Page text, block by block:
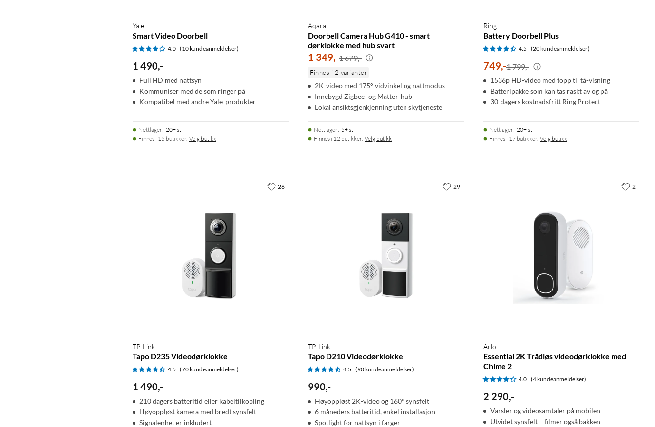
Yale
Smart Video Doorbell
4.0 (10 kundeanmeldelser)
1 490,-
Full HD med nattsyn
Kommuniser med de som ringer på
Kompatibel med andre Yale-produkter
Nettlager: 20+ st
Finnes i 15 butikker. Velg butikk
Aqara
Doorbell Camera Hub G410 - smart
dørklokke med hub svart
1 349,-1 679,-
Finnes i 2 varianter
2K-video med 175° vidvinkel og nattmodus
Innebygd Zigbee- og Matter-hub
Lokal ansiktsgjenkjenning uten skytjeneste
Nettlager: 5+ st
Finnes i 12 butikker. Velg butikk
Ring
Battery Doorbell Plus
4.5 (20 kundeanmeldelser)
749,-1 799,-
1536p HD-video med topp til tå-visning
Batteripakke som kan tas raskt av og på
30-dagers kostnadsfritt Ring Protect
Nettlager: 20+ st
Finnes i 17 butikker. Velg butikk
TP-Link
Tapo D235 Videodørklokke
4.5 (70 kundeanmeldelser)
1 490,-
210 dagers batteritid eller kabeltilkobling
Høyoppløst kamera med bredt synsfelt
Signalenhet er inkludert
26
TP-Link
Tapo D210 Videodørklokke
4.5 (90 kundeanmeldelser)
990,-
Høyoppløst 2K-video og 160° synsfelt
6 måneders batteritid, enkel installasjon
Spotlight for nattsyn i farger
29
Arlo
Essential 2K Trådløs videodørklokke med
Chime 2
4.0 (4 kundeanmeldelser)
2 290,-
Varsler og videosamtaler på mobilen
Utvidet synsfelt – filmer også bakken
2